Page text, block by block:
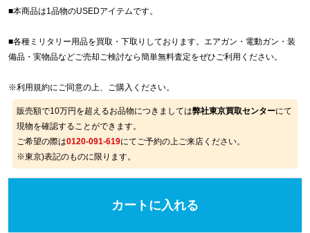
■本商品は1品物のUSEDアイテムです。
■各種ミリタリー用品を買取・下取りしております。エアガン・電動ガン・装
備品・実物品などご売却ご検討なら簡単無料査定をぜひご利用ください。
※利用規約にご同意の上、ご購入ください。
販売額で10万円を超えるお品物につきましては弊社東京買取センターにて
現物を確認することができます。
ご希望の際は0120-091-619にてご予約の上ご来店ください。
※東京)表記のものに限ります。
カートに入れる